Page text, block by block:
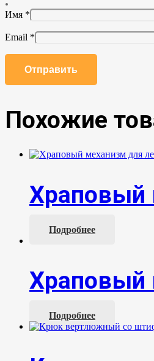
Имя *
Email *
Похожие
Храповый
Подробнее
Храповый
Подробнее